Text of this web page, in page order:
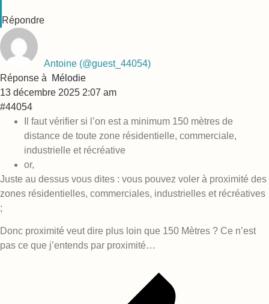
Répondre
Antoine (@guest_44054)
Réponse à
Mélodie
13 décembre 2025 2:07 am
#44054
Il faut vérifier si l’on est a minimum 150 mètres de
distance de toute zone résidentielle, commerciale,
industrielle et récréative
or,
Juste au dessus vous dites : vous pouvez voler à proximité des
zones résidentielles, commerciales, industrielles et récréatives
;
Donc proximité veut dire plus loin que 150 Mètres ? Ce n’est
pas ce que j’entends par proximité…